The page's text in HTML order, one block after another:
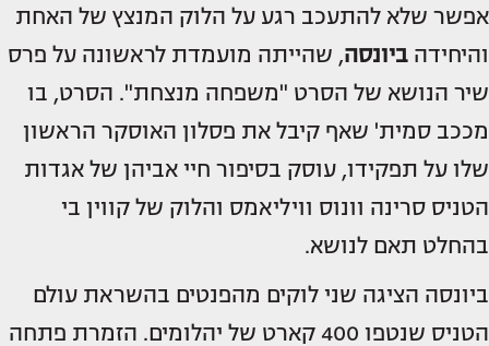
אפשר שלא להתעכב רגע על הלוק המנצץ של האחת
והיחידה ביונסה, שהייתה מועמדת לראשונה על פרס
שיר הנושא של הסרט "משפחה מנצחת". הסרט, בו
מככב סמית' שאף קיבל את פסלון האוסקר הראשון
שלו על תפקידו, עוסק בסיפור חיי אביהן של אגדות
הטניס סרינה וונוס וויליאמס והלוק של קווין בי
בהחלט תאם לנושא.
ביונסה הציגה שני לוקים מהפנטים בהשראת עולם
הטניס שנטפו 400 קארט של יהלומים. הזמרת פתחה